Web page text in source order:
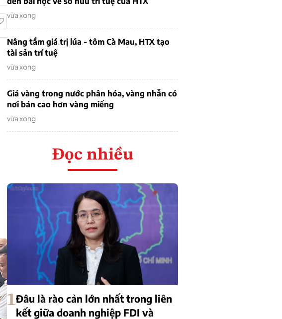
vừa xong
Nâng tầm giá trị lúa - tôm Cà Mau, HTX tạo
tài sản trí tuệ
vừa xong
Giá vàng trong nước phân hóa, vàng nhẫn có
nơi bán cao hơn vàng miếng
vừa xong
Đọc nhiều
1Đâu là rào cản lớn nhất trong liên
kết giữa doanh nghiệp FDI và